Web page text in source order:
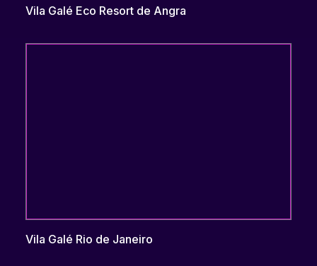
Vila Galé Eco Resort de Angra
Vila Galé Rio de Janeiro